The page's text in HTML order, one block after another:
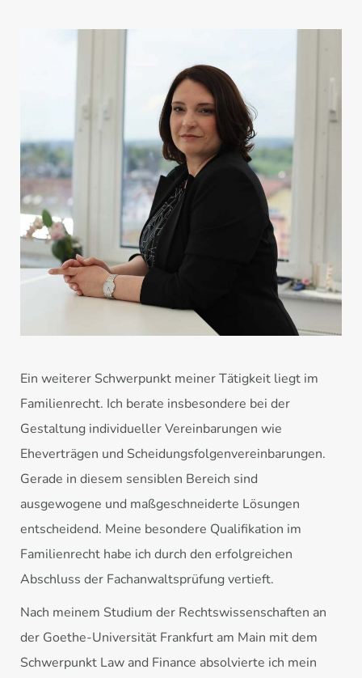
Ein weiterer Schwerpunkt meiner Tätigkeit liegt im
Familienrecht. Ich berate insbesondere bei der
Gestaltung individueller Vereinbarungen wie
Eheverträgen und Scheidungsfolgenvereinbarungen.
Gerade in diesem sensiblen Bereich sind
ausgewogene und maßgeschneiderte Lösungen
entscheidend. Meine besondere Qualifikation im
Familienrecht habe ich durch den erfolgreichen
Abschluss der Fachanwaltsprüfung vertieft.
Nach meinem Studium der Rechtswissenschaften an
der Goethe-Universität Frankfurt am Main mit dem
Schwerpunkt Law and Finance absolvierte ich mein